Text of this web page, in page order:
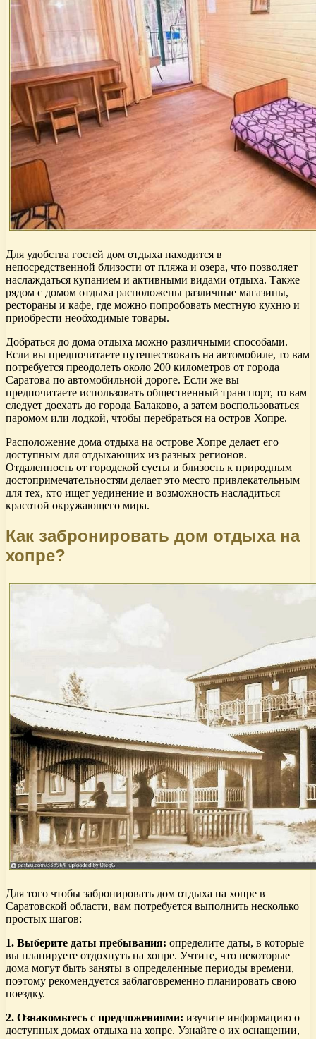
Для удобства гостей дом отдыха находится в
непосредственной близости от пляжа и озера, что позволяет
наслаждаться купанием и активными видами отдыха. Также
рядом с домом отдыха расположены различные магазины,
рестораны и кафе, где можно попробовать местную кухню и
приобрести необходимые товары.
Добраться до дома отдыха можно различными способами.
Если вы предпочитаете путешествовать на автомобиле, то вам
потребуется преодолеть около 200 километров от города
Саратова по автомобильной дороге. Если же вы
предпочитаете использовать общественный транспорт, то вам
следует доехать до города Балаково, а затем воспользоваться
паромом или лодкой, чтобы перебраться на остров Хопре.
Расположение дома отдыха на острове Хопре делает его
доступным для отдыхающих из разных регионов.
Отдаленность от городской суеты и близость к природным
достопримечательностям делает это место привлекательным
для тех, кто ищет уединение и возможность насладиться
красотой окружающего мира.
Как забронировать дом отдыха на
хопре?
Для того чтобы забронировать дом отдыха на хопре в
Саратовской области, вам потребуется выполнить несколько
простых шагов:
1. Выберите даты пребывания: определите даты, в которые
вы планируете отдохнуть на хопре. Учтите, что некоторые
дома могут быть заняты в определенные периоды времени,
поэтому рекомендуется заблаговременно планировать свою
поездку.
2. Ознакомьтесь с предложениями: изучите информацию о
доступных домах отдыха на хопре. Узнайте о их оснащении,